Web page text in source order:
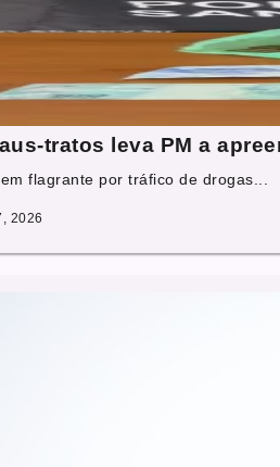
tratos leva PM a
flagrante por tráfico de drogas...
2026